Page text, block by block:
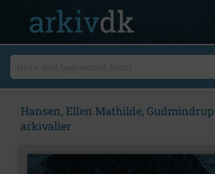
Hansen, Ellen Mathilde,
arkivalier